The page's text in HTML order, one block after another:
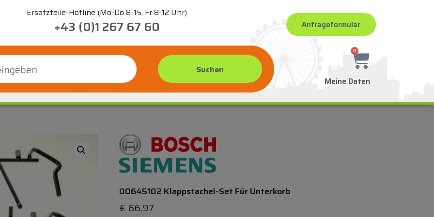
Ersatzteile-Hotline (Mo-Do 8-15, Fr 8-12 Uhr)
+43 (0)1 267 67 60 Anfrageformular
0
Meine Daten
00645102 Klappstachel-Set Für Unterkorb
€ 66,97